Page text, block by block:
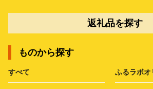
返礼品を探す
ものから探す
すべて ふるラボオ